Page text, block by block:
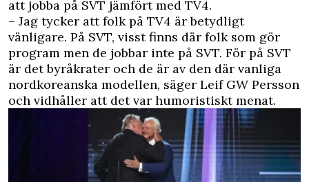
att jobba på SVT jämfört med TV4.
– Jag tycker att folk på TV4 är betydligt
vänligare. På SVT, visst finns där folk som gör
program men de jobbar inte på SVT. För på SVT
är det byråkrater och de är av den där vanliga
nordkoreanska modellen, säger Leif GW Persson
och vidhåller att det var humoristiskt menat.